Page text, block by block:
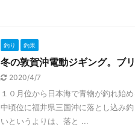
釣り 釣果
冬の敦賀沖電動ジギング。ブ
2020/4/7
１０月位から日本海で青物が釣れ始
中頃位に福井県三国沖に落とし込み
いというよりは、落と ...